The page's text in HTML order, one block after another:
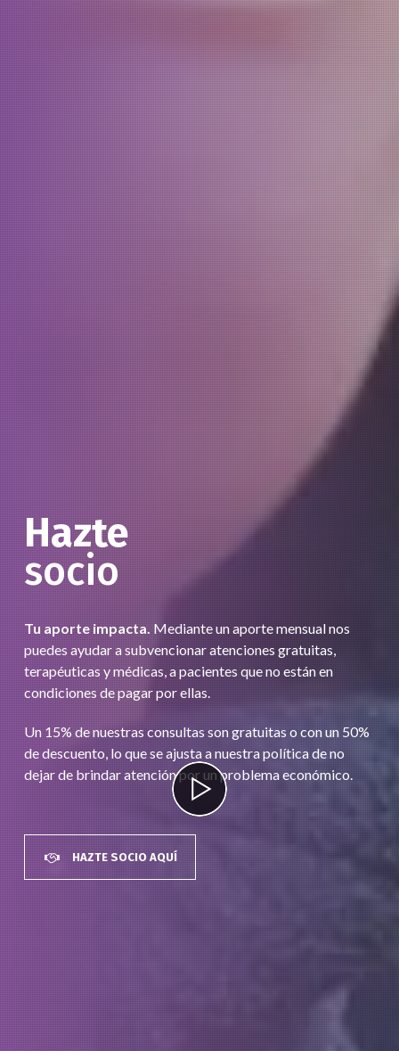
Hazte
socio
Tu aporte impacta.Mediante un aporte mensual nos
puedes ayudar a subvencionar atenciones gratuitas,
terapéuticas y médicas, a pacientes que no están en
condiciones de pagar por ellas.
Un 15% de nuestras consultas son gratuitas o con un 50%
de descuento, lo que se ajusta a nuestra política de no
dejar de brindar atención por un problema económico.
HAZTE SOCIO AQUÍ